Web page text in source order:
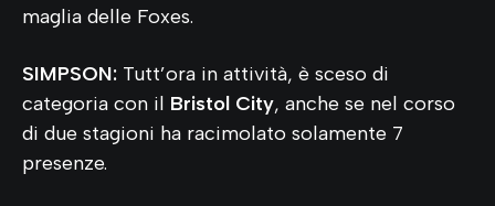
maglia delle Foxes.
SIMPSON: Tutt’ora in attività, è sceso di
categoria con il Bristol City, anche se nel corso
di due stagioni ha racimolato solamente 7
presenze.